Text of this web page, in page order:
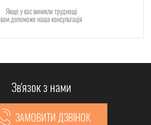
Якщо у вас виникли труднощі
вам допоможе наша консультація
Зв'язок з нами
ЗАМОВИТИ ДЗВІНОК